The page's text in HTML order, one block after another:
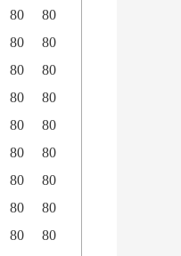
80
80
80
80
80
80
80
80
80
80
80
80
80
80
80
80
80
80